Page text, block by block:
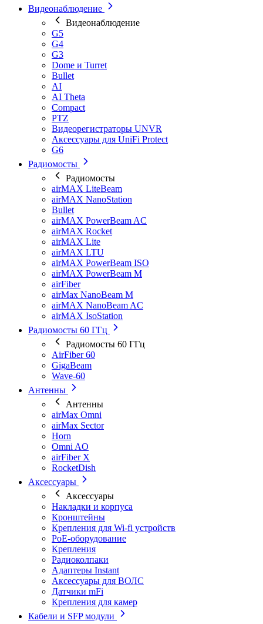
Видеонаблюдение
Видеонаблюдение
G5
G4
G3
Dome и Turret
Bullet
AI
AI Theta
Compact
PTZ
Видеорегистраторы UNVR
Аксессуары для UniFi Protect
G6
Радиомосты
Радиомосты
airMAX LiteBeam
airMAX NanoStation
Bullet
airMAX PowerBeam AC
airMAX Rocket
airMAX Lite
airMAX LTU
airMAX PowerBeam ISO
airMAX PowerBeam M
airFiber
airMax NanoBeam M
airMAX NanoBeam AC
airMAX IsoStation
Радиомосты 60 ГГц
Радиомосты 60 ГГц
AirFiber 60
GigaBeam
Wave-60
Антенны
Антенны
airMax Omni
airMax Sector
Horn
Omni AO
airFiber X
RocketDish
Аксессуары
Аксессуары
Накладки и корпуса
Кронштейны
Крепления для Wi-fi устройств
РоЕ-оборудование
Крепления
Радиоколпаки
Адаптеры Instant
Аксессуары для ВОЛС
Датчики mFi
Крепления для камер
Кабели и SFP модули